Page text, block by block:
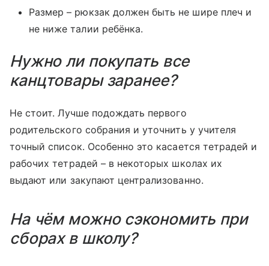
Размер – рюкзак должен быть не шире плеч и
не ниже талии ребёнка.
Нужно ли покупать все
канцтовары заранее?
Не стоит. Лучше подождать первого
родительского собрания и уточнить у учителя
точный список. Особенно это касается тетрадей и
рабочих тетрадей – в некоторых школах их
выдают или закупают централизованно.
На чём можно сэкономить при
сборах в школу?